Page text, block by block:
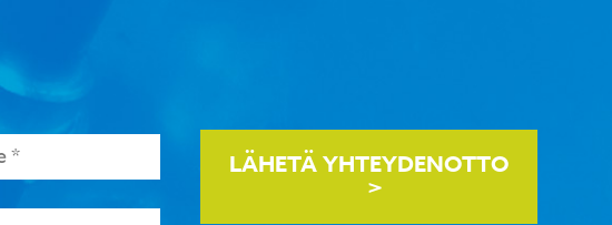
LÄHETÄ YHTEYDENOTTO